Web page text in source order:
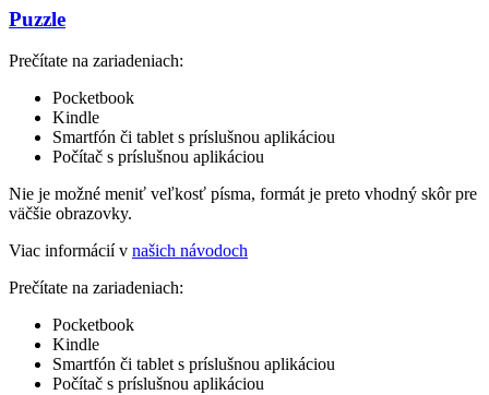
Puzzle
Prečítate na zariadeniach:
Pocketbook
Kindle
Smartfón či tablet s príslušnou aplikáciou
Počítač s príslušnou aplikáciou
Nie je možné meniť veľkosť písma, formát je preto vhodný skôr pre
väčšie obrazovky.
Viac informácií v našich návodoch
Prečítate na zariadeniach:
Pocketbook
Kindle
Smartfón či tablet s príslušnou aplikáciou
Počítač s príslušnou aplikáciou